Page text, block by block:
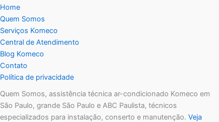
Home
Quem Somos
Serviços Komeco
Central de Atendimento
Blog Komeco
Contato
Política de privacidade
Quem Somos, assistência técnica ar-condicionado Komeco em
São Paulo, grande São Paulo e ABC Paulista, técnicos
especializados para instalação, conserto e manutenção. Veja